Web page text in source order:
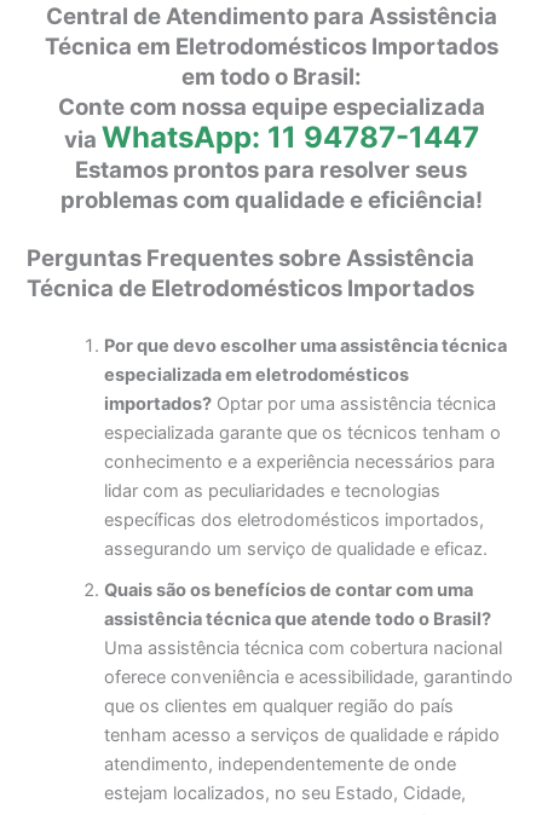
Central de Atendimento para Assistência
Técnica em Eletrodomésticos Importados
em todo o Brasil:
Conte com nossa equipe especializada
via WhatsApp: 11 94787-1447
Estamos prontos para resolver seus
problemas com qualidade e eficiência!
Perguntas Frequentes sobre Assistência
Técnica de Eletrodomésticos Importados
Por que devo escolher uma assistência técnica
especializada em eletrodomésticos
importados? Optar por uma assistência técnica
especializada garante que os técnicos tenham o
conhecimento e a experiência necessários para
lidar com as peculiaridades e tecnologias
específicas dos eletrodomésticos importados,
assegurando um serviço de qualidade e eficaz.
Quais são os benefícios de contar com uma
assistência técnica que atende todo o Brasil?
Uma assistência técnica com cobertura nacional
oferece conveniência e acessibilidade, garantindo
que os clientes em qualquer região do país
tenham acesso a serviços de qualidade e rápido
atendimento, independentemente de onde
estejam localizados, no seu Estado, Cidade,